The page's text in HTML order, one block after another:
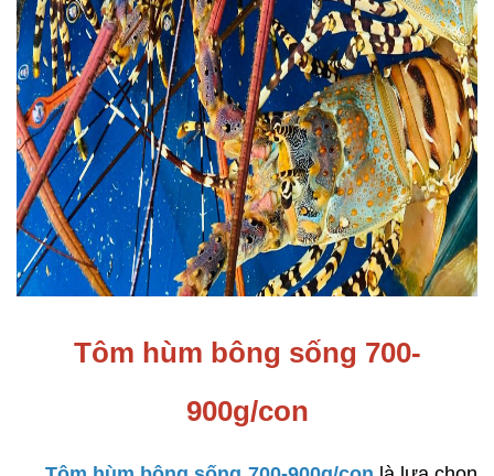
Tôm hùm bông sống 700-
900g/con